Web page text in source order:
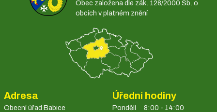
Obec založena dle zák. 128/2000 Sb. o
obcích v platném znění
Adresa
Obecní úřad Babice
Úřední hodiny
Pondělí
8:00 - 14:00